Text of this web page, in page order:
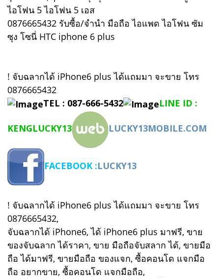
ไอโฟน 5 ไอโฟน 5 เอส
0876665432 รับซื้อ/จำนำ มือถือ ไอแพด ไอโฟน ซัม
ซุง โซนี่ HTC iphone 6 plus
! จับฉลากได้ iPhone6 plus ได้แถมมา จะขาย โทร
0876665432
TEL : 087-666-5432
LINE ID :
KENGLUCKY13 LUCKY13MOBILE.COM
FACEBOOK :LUCKY13
! จับฉลากได้ iPhone6 plus ได้แถมมา จะขาย โทร
0876665432,
จับฉลากได้ iPhone6, ได้ iPhone6 plus มาฟรี, ขาย
ของจับฉลาก ได้ราคา, ขาย มือถือจับสลาก ได้, ขายมือ
ถือ ได้มาฟรี, ขายมือถือ ของแจก, ซื้อคอนโด แจกมือ
ถือ อยากขาย, ซื้อคอนโด แจกมือถือ,